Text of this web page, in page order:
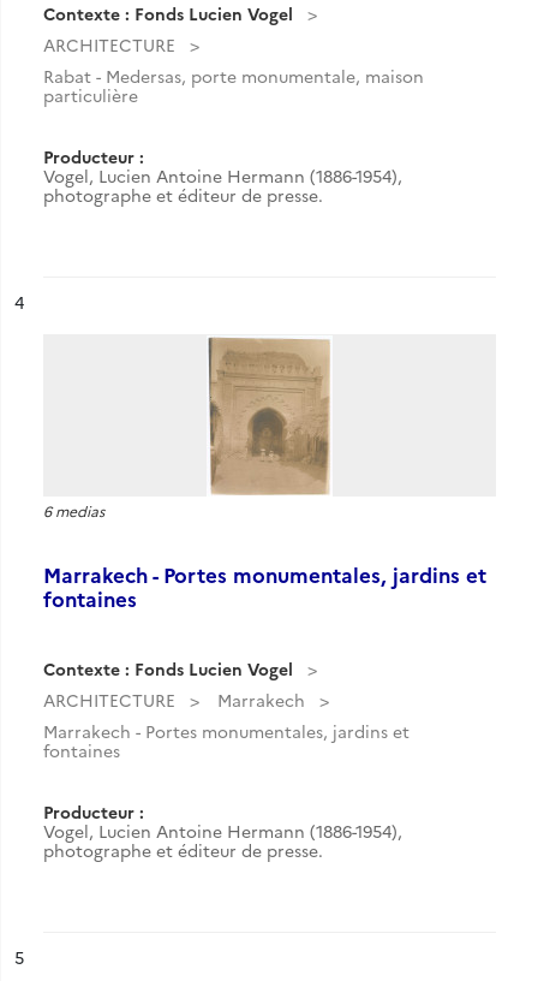
Contexte : Fonds Lucien Vogel
ARCHITECTURE
Rabat - Medersas, porte monumentale, maison
particulière
Producteur :
Vogel, Lucien Antoine Hermann (1886-1954),
photographe et éditeur de presse.
n°
4
6 medias
Marrakech - Portes monumentales, jardins et
fontaines
Contexte : Fonds Lucien Vogel
ARCHITECTURE
Marrakech
Marrakech - Portes monumentales, jardins et
fontaines
Producteur :
Vogel, Lucien Antoine Hermann (1886-1954),
photographe et éditeur de presse.
n°
5